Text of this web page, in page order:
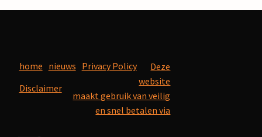
home nieuws Privacy Policy
Disclaimer
Deze
website
maakt gebruik van veilig
en snel betalen via